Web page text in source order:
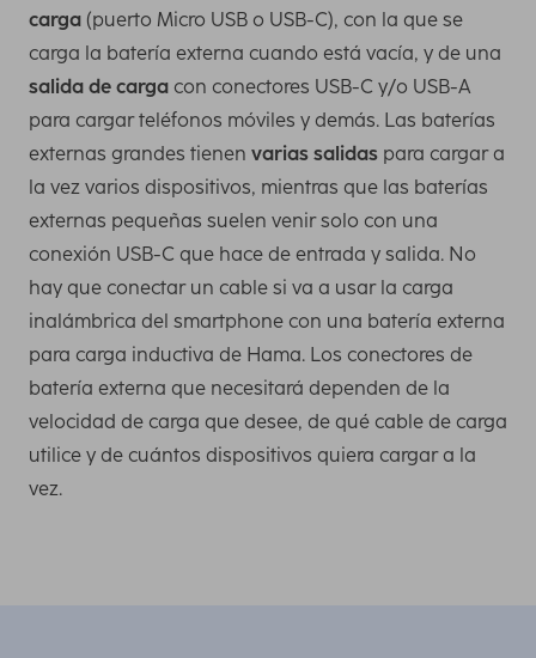
carga (puerto Micro USB o USB-C), con la que se
carga la batería externa cuando está vacía, y de una
salida de carga con conectores USB-C y/o USB-A
para cargar teléfonos móviles y demás. Las baterías
externas grandes tienen varias salidas para cargar a
la vez varios dispositivos, mientras que las baterías
externas pequeñas suelen venir solo con una
conexión USB-C que hace de entrada y salida. No
hay que conectar un cable si va a usar la carga
inalámbrica del smartphone con una batería externa
para carga inductiva de Hama. Los conectores de
batería externa que necesitará dependen de la
velocidad de carga que desee, de qué cable de carga
utilice y de cuántos dispositivos quiera cargar a la
vez.